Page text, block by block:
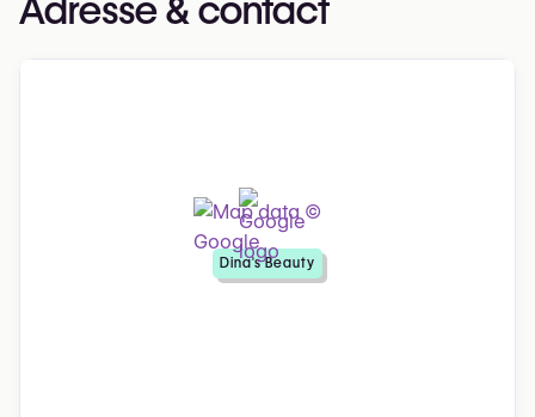
Adresse & contact
Dina's Beauty